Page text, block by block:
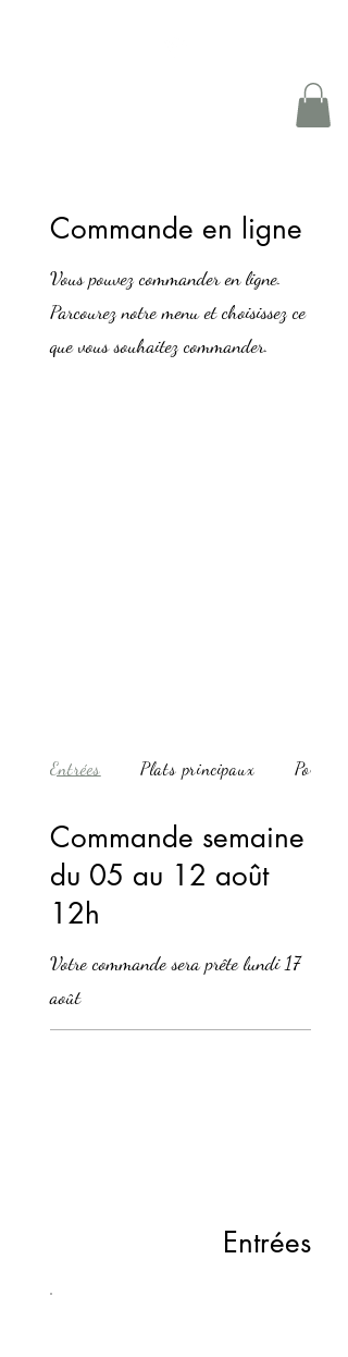
Commande en ligne
Vous pouvez commander en ligne.
Parcourez notre menu et choisissez ce
que vous souhaitez commander.
Commande semaine
du 05 au 12 août
12h
Votre commande sera prête lundi 17
août
Entrées
Entrées Plats principaux Portion